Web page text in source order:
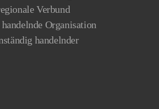
Verbund
Organisation
handelnder